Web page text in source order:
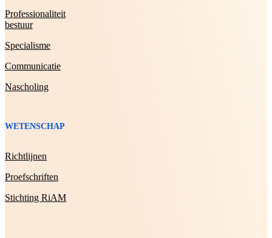
Professionaliteit
bestuur
Specialisme
Communicatie
Nascholing
WETENSCHAP
Richtlijnen
Proefschriften
Stichting RiAM